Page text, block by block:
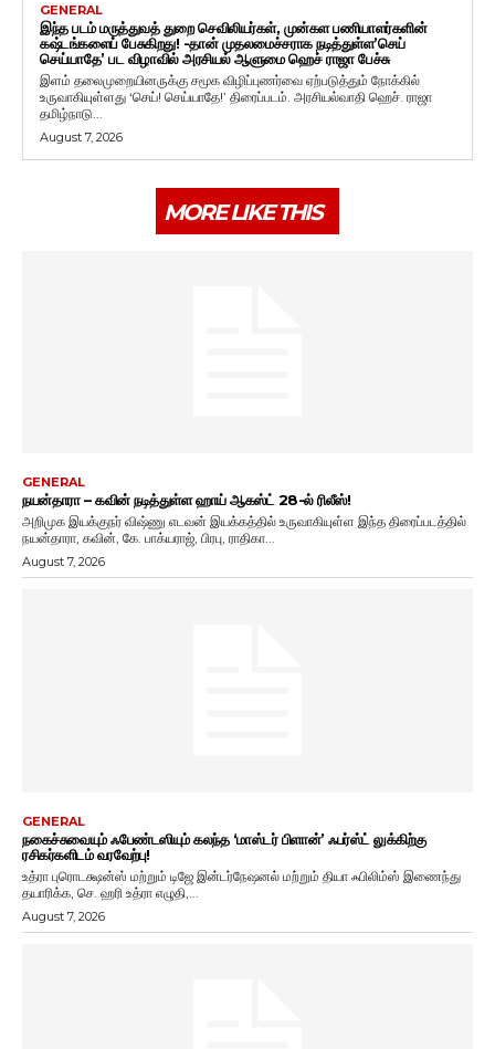
GENERAL
இந்த படம் மருத்துவத் துறை செவிலியர்கள், முன்கள பணியாளர்களின்
கஷ்டங்களைப் பேசுகிறது! -தான் முதலமைச்சராக நடித்துள்ள’செய்
செய்யாதே’ பட விழாவில் அரசியல் ஆளுமை ஹெச் ராஜா பேச்சு
இளம் தலைமுறையினருக்கு சமூக விழிப்புணர்வை ஏற்படுத்தும் நோக்கில்
உருவாகியுள்ளது ‘செய்! செய்யாதே!’ திரைப்படம். அரசியல்வாதி ஹெச். ராஜா
தமிழ்நாடு...
August 7, 2026
MORE LIKE THIS
GENERAL
நயன்தாரா – கவின் நடித்துள்ள ஹாய் ஆகஸ்ட் 28-ல் ரிலீஸ்!
அறிமுக இயக்குநர் விஷ்ணு எடவன் இயக்கத்தில் உருவாகியுள்ள இந்த திரைப்படத்தில்
நயன்தாரா, கவின், கே. பாக்யராஜ், பிரபு, ராதிகா...
August 7, 2026
GENERAL
நகைச்சுவையும் ஃபேண்டஸியும் கலந்த ‘மாஸ்டர் பிளான்’ ஃபர்ஸ்ட் லுக்கிற்கு
ரசிகர்களிடம் வரவேற்பு!
உத்ரா புரொடக்ஷன்ஸ் மற்றும் டிஜே இன்டர்நேஷனல் மற்றும் தியா ஃபிலிம்ஸ் இணைந்து
தயாரிக்க, செ. ஹரி உத்ரா எழுதி,...
August 7, 2026